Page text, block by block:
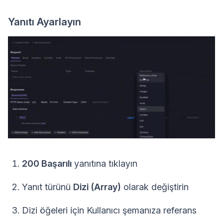
Yanıtı Ayarlayın
200 Başarılı yanıtına tıklayın
Yanıt türünü Dizi (Array) olarak değiştirin
Dizi öğeleri için Kullanıcı şemanıza referans